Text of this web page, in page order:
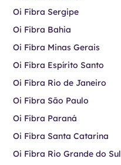
Oi Fibra Sergipe
Oi Fibra Bahia
Oi Fibra Minas Gerais
Oi Fibra Espírito Santo
Oi Fibra Rio de Janeiro
Oi Fibra São Paulo
Oi Fibra Paraná
Oi Fibra Santa Catarina
Oi Fibra Rio Grande do Sul